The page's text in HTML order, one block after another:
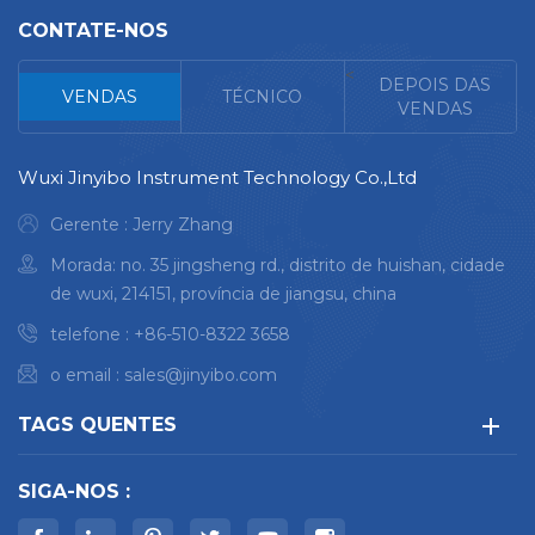
robusto e com ótica de
alto desempenho. Design
móvel inteligente e
robusto e com ótica de
alto desempenho. Design
móvel inteligente e
CONTATE-NOS
VENDAS TÉCNICO
<
DEPOIS DAS
VENDAS
Wuxi Jinyibo Instrument Technology Co.,Ltd
Gerente : Jerry Zhang
Morada: no. 35 jingsheng rd., distrito de huishan, cidade
de wuxi, 214151, província de jiangsu, china
telefone : +86-510-8322 3658
o email : sales@jinyibo.com
TAGS QUENTES
SIGA-NOS :